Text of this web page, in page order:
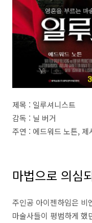
제목 : 일루셔니스트
감독 : 닐 버거
주연 : 에드워드 노튼, 제
마법으로 의심
주인공 아이젠하임은 비
마술사들이 평범하게 했